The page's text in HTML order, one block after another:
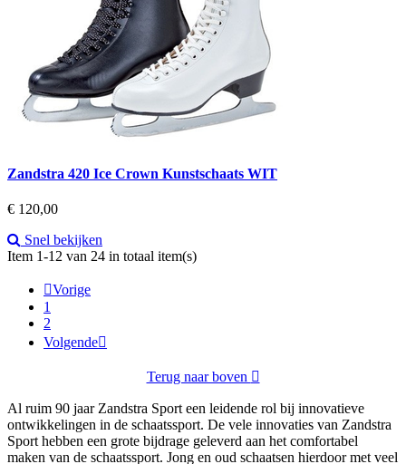
Zandstra 420 Ice Crown Kunstschaats WIT
Prijs
€ 120,00
Snel bekijken
Item 1-12 van 24 in totaal item(s)
Vorige
1
2
Volgende
Terug naar boven 
Al ruim 90 jaar Zandstra Sport een leidende rol bij innovatieve
ontwikkelingen in de schaatssport. De vele innovaties van Zandstra
Sport hebben een grote bijdrage geleverd aan het comfortabel
maken van de schaatssport. Jong en oud schaatsen hierdoor met veel